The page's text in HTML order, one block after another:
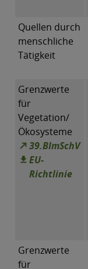
Quellen durch
menschliche
Tätigkeit
Grenzwerte
für
Vegetation/
Ökosysteme
39.BImSchV
EU-
Richtlinie
Grenzwerte
für